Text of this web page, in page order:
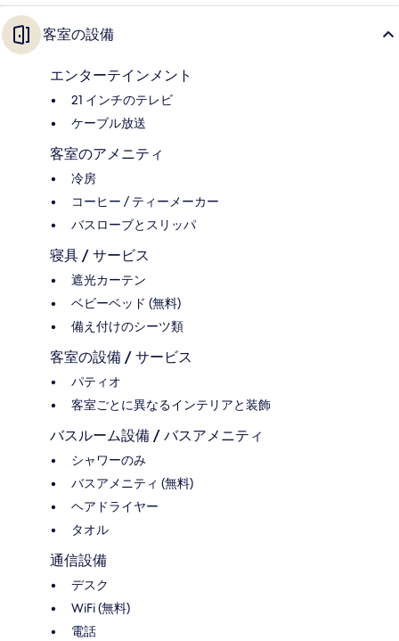
客室の設備
エンターテインメント
21 インチのテレビ
ケーブル放送
客室のアメニティ
冷房
コーヒー / ティーメーカー
バスローブとスリッパ
寝具 / サービス
遮光カーテン
ベビーベッド (無料)
備え付けのシーツ類
客室の設備 / サービス
パティオ
客室ごとに異なるインテリアと装飾
バスルーム設備 / バスアメニティ
シャワーのみ
バスアメニティ (無料)
ヘアドライヤー
タオル
通信設備
デスク
WiFi (無料)
電話